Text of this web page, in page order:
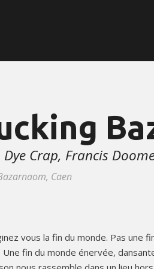
Dye Crap, Francis
Caen
vous la fin du monde. Pas une
Une fin du monde énervée,